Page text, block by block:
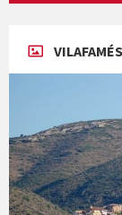
Concerts al